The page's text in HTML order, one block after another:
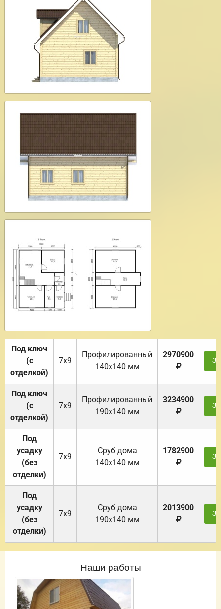
Под ключ
(с
отделкой)
7х9
Профилированный
140х140 мм
2970900
Под ключ
(с
отделкой)
7х9
Профилированный
190х140 мм
3234900
Под
усадку
(без
отделки)
7х9
Cруб дома
140х140 мм
1782900
Под
усадку
(без
отделки)
7х9
Cруб дома
190х140 мм
2013900
Наши работы